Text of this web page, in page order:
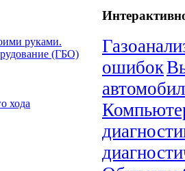
руками.
(ГБО)
хода
ошибок